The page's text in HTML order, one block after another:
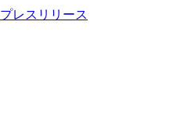
プレスリリース